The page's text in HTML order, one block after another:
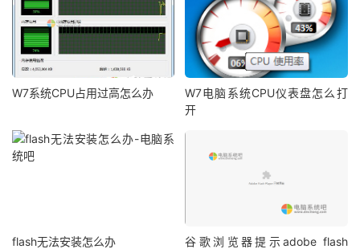
W7系统CPU占用过高怎么办
W7电脑系统CPU仪表盘怎么打
开
flash无法安装怎么办
谷歌浏览器提示adobe flash